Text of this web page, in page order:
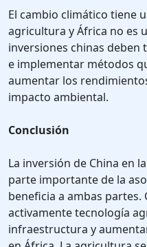
El cambio climático tiene
agricultura y África no es
inversiones chinas deben
e implementar métodos
aumentar los
impacto ambiental.
Conclusión
La inversión de China en
parte importante de la
beneficia a ambas
activamente tecnología
infraestructura y